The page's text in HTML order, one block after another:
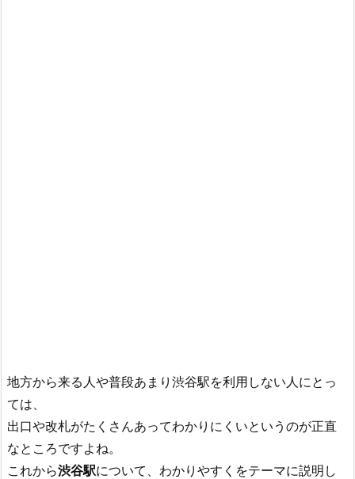
地方から来る人や普段あまり渋谷駅を利用しない人にとっ
ては、
出口や改札がたくさんあってわかりにくいというのが正直
なところですよね。
これから渋谷駅について、わかりやすくをテーマに説明し